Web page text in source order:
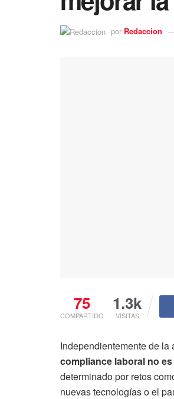
por Redaccion
75
COMPARTIDO
1.3k
VISITAS
Independientemente de
compliance laboral no
determinado por retos
nuevas tecnologías o el